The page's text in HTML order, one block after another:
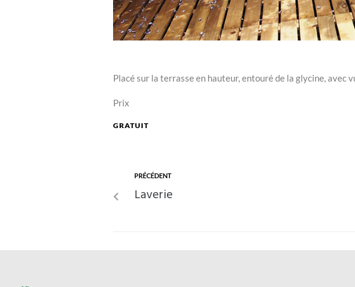
Placé sur la terrasse en hauteur, entouré de la glycine, avec
Prix
GRATUIT
PRÉCÉDENT
Laverie